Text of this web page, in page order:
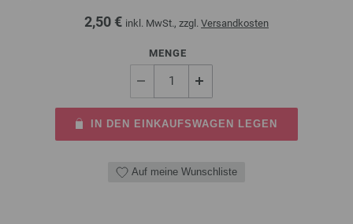
2,50 € inkl. MwSt., zzgl. Versandkosten
MENGE
IN DEN EINKAUFSWAGEN LEGEN
Auf meine Wunschliste